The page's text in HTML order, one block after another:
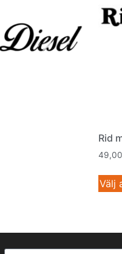
Rid
49,00
Välj